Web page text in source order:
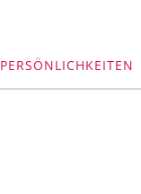
PERSÖNLICHKEITEN